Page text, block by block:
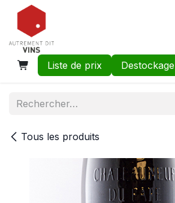
Se rendre au contenu
Liste de prix Destockage
Tous les produits